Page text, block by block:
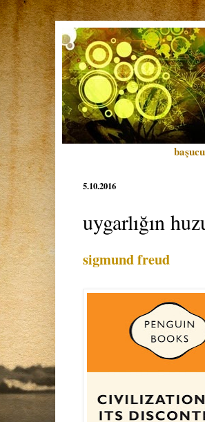
5.10.2016
uygarlığın
sigmund freud